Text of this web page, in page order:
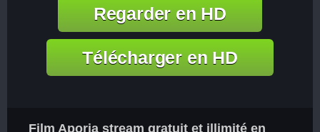
Regarder en HD
Télécharger en HD
Film Aporia stream gratuit et illimité en